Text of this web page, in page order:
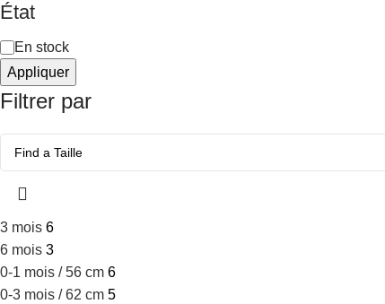
État
En stock
Appliquer
Filtrer par
3 mois 6
6 mois 3
0-1 mois / 56 cm 6
0-3 mois / 62 cm 5